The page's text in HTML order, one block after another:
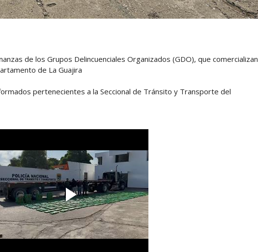
de los Grupos Delincuenciales Organizados (GDO), que comercializan
de La Guajira
pertenecientes a la Seccional de Tránsito y Transporte del